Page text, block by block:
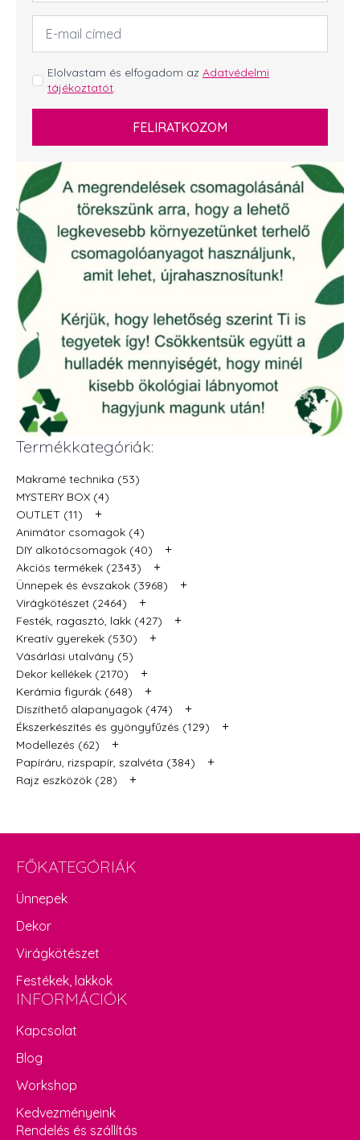
Email
cím
GDPR
*
Elolvastam és elfogadom az Adatvédelmi
tájékoztatót.
FELIRATKOZOM
Termékkategóriák:
Makramé technika (53)
MYSTERY BOX (4)
OUTLET (11)
+
Animátor csomagok (4)
DIY alkotócsomagok (40)
+
Akciós termékek (2343) +
Ünnepek és évszakok (3968) +
Virágkötészet (2464) +
Festék, ragasztó, lakk (427) +
Kreatív gyerekek (530) +
Vásárlási utalvány (5)
Dekor kellékek (2170)
+
Kerámia figurák (648) +
Díszíthető alapanyagok (474) +
Ékszerkészítés és gyöngyfűzés (129) +
Modellezés (62) +
Papíráru, rizspapír, szalvéta (384) +
Rajz eszközök (28) +
FŐKATEGÓRIÁK
Ünnepek
Dekor
Virágkötészet
Festékek, lakkok
INFORMÁCIÓK
Kapcsolat
Blog
Workshop
Kedvezményeink
Rendelés és szállítás